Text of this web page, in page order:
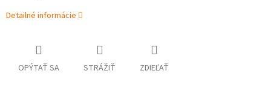
Detailné informácie
OPÝTAŤ SA STRÁŽIŤ ZDIEĽAŤ